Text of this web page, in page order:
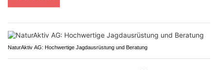
NaturAktiv AG: Hochwertige Jagdausrüstung und Beratung